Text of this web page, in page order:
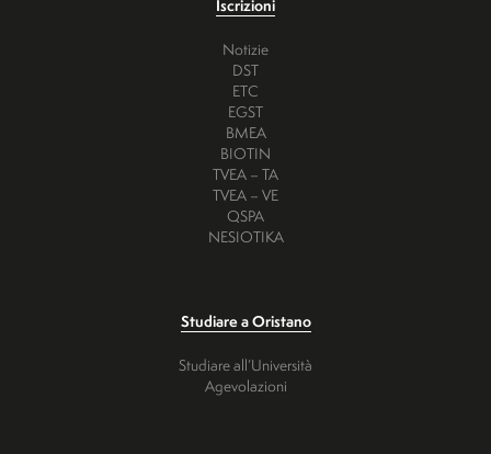
Iscrizioni
Notizie
DST
ETC
EGST
BMEA
BIOTIN
TVEA – TA
TVEA – VE
QSPA
NESIOTIKA
Studiare a Oristano
Studiare all’Università
Agevolazioni